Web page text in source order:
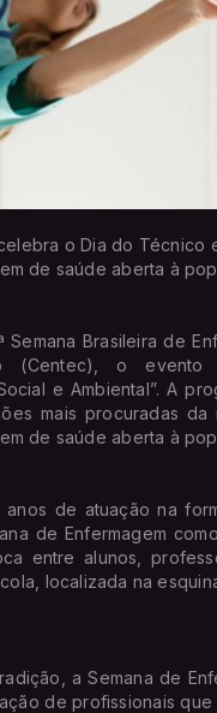
o Dia do Técnico
de saúde aberta à
Semana Brasileira de
(Centec), o evento
e Ambiental”. A
mais procuradas
de saúde aberta à
anos de atuação na
de Enfermagem
entre alunos,
localizada na
a Semana de
de profissionais